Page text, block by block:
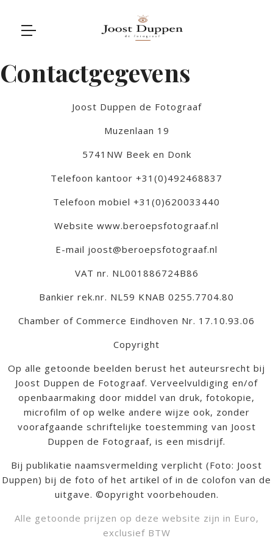
Contactgegevens
Joost Duppen de Fotograaf
Muzenlaan 19
5741NW Beek en Donk
Telefoon kantoor +31(0)492468837
Telefoon mobiel +31(0)620033440
Website www.beroepsfotograaf.nl
E-mail joost@beroepsfotograaf.nl
VAT nr. NL001886724B86
Bankier rek.nr. NL59 KNAB 0255.7704.80
Chamber of Commerce Eindhoven Nr. 17.10.93.06
Copyright
Op alle getoonde beelden berust het auteursrecht bij
Joost Duppen de Fotograaf. Verveelvuldiging en/of
openbaarmaking door middel van druk, fotokopie,
microfilm of op welke andere wijze ook, zonder
voorafgaande schriftelijke toestemming van Joost
Duppen de Fotograaf, is een misdrijf.
Bij publikatie naamsvermelding verplicht (Foto: Joost
Duppen) bij de foto of het artikel of in de colofon van de
uitgave. ©opyright voorbehouden.
Alle getoonde prijzen op deze website zijn in Euro,
exclusief BTW